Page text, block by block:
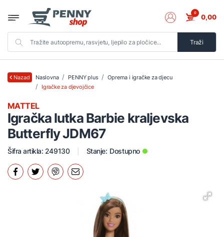
Traži
0 0,00
Nazad Naslovna PENNY plus
Oprema i igračke za djecu
Igračke za djevojčice
Igračka lutka Barbie kraljevska
Butterfly JDM67
MATTEL
Šifra artikla: 249130 Stanje: Dostupno